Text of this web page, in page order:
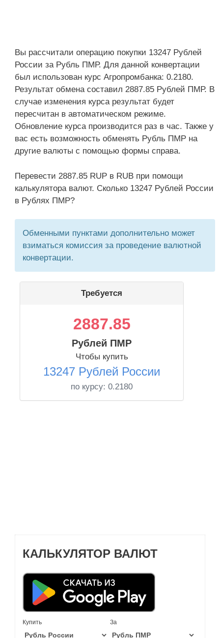
Вы рассчитали операцию покупки 13247 Рублей
России за Рубль ПМР. Для данной конвертации
был использован курс Агропромбанка: 0.2180.
Результат обмена составил 2887.85 Рублей ПМР. В
случае изменения курса результат будет
пересчитан в автоматическом режиме.
Обновление курса производится раз в час. Также у
вас есть возможность обменять Рубль ПМР на
другие валюты с помощью формы справа.
Перевести 2887.85 RUP в RUB при помощи
калькулятора валют. Сколько 13247 Рублей России
в Рублях ПМР?
Обменными пунктами дополнительно может
взиматься комиссия за проведение валютной
конвертации.
Требуется
2887.85
Рублей ПМР
Чтобы купить
13247 Рублей России
по курсу: 0.2180
КАЛЬКУЛЯТОР ВАЛЮТ
Купить За